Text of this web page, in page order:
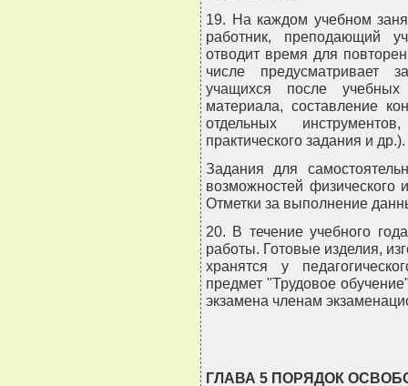
19. На каждом учебном
работник, преподающий
отводит время для
числе предусматривает
учащихся после учебных
материала, составление
отдельных
практического задания и др.).
Задания для
возможностей физического
Отметки за выполнение
20. В течение учебного
работы. Готовые изделия,
хранятся у
предмет "Трудовое
экзамена членам
ГЛАВА 5 ПОРЯДОК